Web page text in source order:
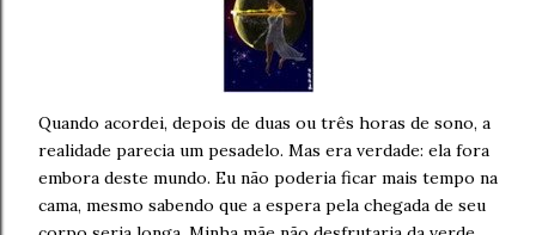
Quando acordei, depois de duas ou três horas de sono, a
realidade parecia um pesadelo. Mas era verdade: ela fora
embora deste mundo. Eu não poderia ficar mais tempo na
cama, mesmo sabendo que a espera pela chegada de seu